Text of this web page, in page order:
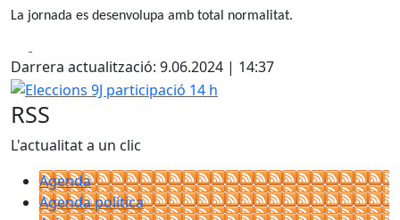
La jornada es desenvolupa amb total normalitat.
Darrera actualització: 9.06.2024 | 14:37
Eleccions 9J participació 14 h
RSS
L'actualitat a un clic
Agenda
Agenda política